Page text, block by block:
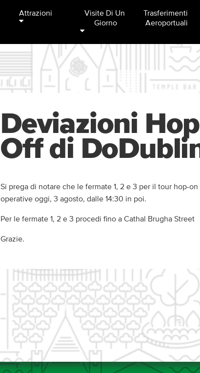
Attrazioni
Visite Di Un
Giorno
Trasferimenti
Aeroportuali
Deviazioni
Off di
Si prega di notare che le fermate 1, 2 e 3 per il tour hop-
operative oggi, 3 agosto, dalle 14:30 in poi.
Per le fermate 1, 2 e 3 procedi fino a Cathal Brugha Street
Grazie.